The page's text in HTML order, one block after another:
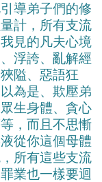
導弟子們的修
計，所有支流
見的凡夫心境
浮誇、亂解經
隘、惡語狂
為是、欺壓弟
生身體、貪心
，而且不思慚
從你這個母體
所有這些支流
業也一樣要迴